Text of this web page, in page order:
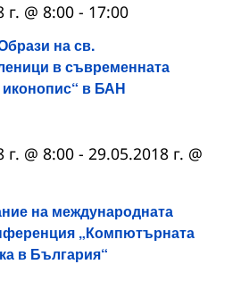
на св.
в съвременната
иконопис“ в БАН
г. @ 8:00 - 17:00
на международната
„Компютърната
в България“
г. @ 8:00 - 29.05.2018 г. @